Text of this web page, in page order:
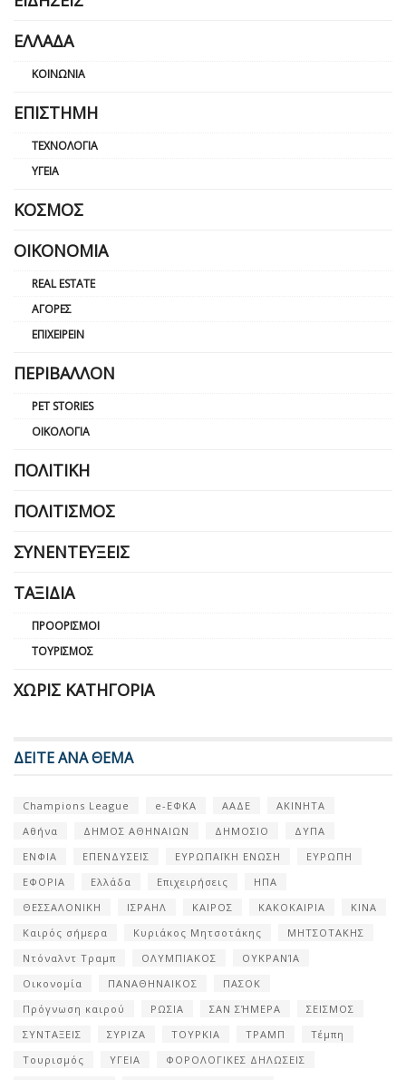
ΕΛΛΆΔΑ
ΚΟΙΝΩΝΊΑ
ΕΠΙΣΤΉΜΗ
ΤΕΧΝΟΛΟΓΊΑ
ΥΓΕΊΑ
ΚΌΣΜΟΣ
ΟΙΚΟΝΟΜΊΑ
REAL ESTATE
ΑΓΟΡΈΣ
ΕΠΙΧΕΙΡΕΊΝ
ΠΕΡΙΒΆΛΛΟΝ
PET STORIES
ΟΙΚΟΛΟΓΊΑ
ΠΟΛΙΤΙΚΉ
ΠΟΛΙΤΙΣΜΌΣ
ΣΥΝΕΝΤΕΎΞΕΙΣ
ΤΑΞΊΔΙΑ
ΠΡΟΟΡΙΣΜΟΊ
ΤΟΥΡΙΣΜΌΣ
ΧΩΡΊΣ ΚΑΤΗΓΟΡΊΑ
ΔΕΙΤΕ ΑΝΑ ΘΕΜΑ
Champions League e-ΕΦΚΑ ΑΑΔΕ
ΑΚΙΝΗΤΑ
Αθήνα
ΔΗΜΟΣ ΑΘΗΝΑΙΩΝ ΔΗΜΟΣΙΟ
ΔΥΠΑ
ΕΝΦΙΑ
ΕΠΕΝΔΥΣΕΙΣ ΕΥΡΩΠΑΪΚΗ ΕΝΩΣΗ
ΕΥΡΩΠΗ
ΕΦΟΡΙΑ
Ελλάδα Επιχειρήσεις
ΗΠΑ
ΘΕΣΣΑΛΟΝΙΚΗ
ΙΣΡΑΗΛ ΚΑΙΡΟΣ ΚΑΚΟΚΑΙΡΙΑ
ΚΙΝΑ
Καιρός σήμερα
Κυριάκος Μητσοτάκης
ΜΗΤΣΟΤΑΚΗΣ
Ντόναλντ Τραμπ
ΟΛΥΜΠΙΑΚΟΣ
ΟΥΚΡΑΝΊΑ
Οικονομία
ΠΑΝΑΘΗΝΑΙΚΟΣ
ΠΑΣΟΚ
Πρόγνωση καιρού
ΡΩΣΙΑ ΣΑΝ ΣΉΜΕΡΑ
ΣΕΙΣΜΟΣ
ΣΥΝΤΑΞΕΙΣ
ΣΥΡΙΖΑ ΤΟΥΡΚΙΑ ΤΡΑΜΠ
Τέμπη
Τουρισμός
ΥΓΕΙΑ
ΦΟΡΟΛΟΓΙΚΕΣ ΔΗΛΩΣΕΙΣ